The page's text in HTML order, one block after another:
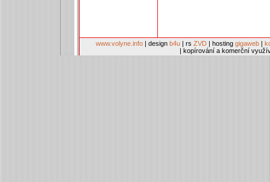
www.volyne.info | design b4u | rs ZVD | hosting gigaweb |
| kopírování a komerční